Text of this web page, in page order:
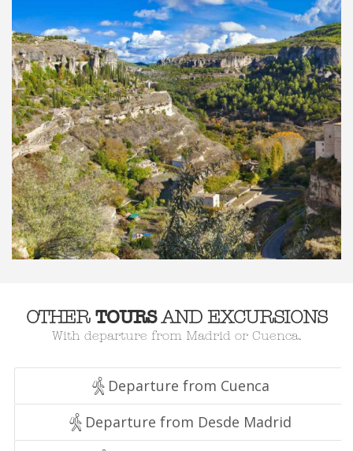
OTHER TOURSAND EXCURSIONS
With departure from Madrid or Cuenca.
Departure from Cuenca
Departure from Desde Madrid